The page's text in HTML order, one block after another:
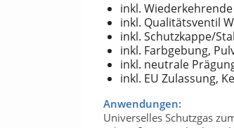
inkl.
inkl. Qualitätsventil
inkl. Schutzkappe/
inkl. Farbgebung,
inkl. neutrale
inkl. EU Zulassung,
Anwendungen:
Universelles Schutzgas